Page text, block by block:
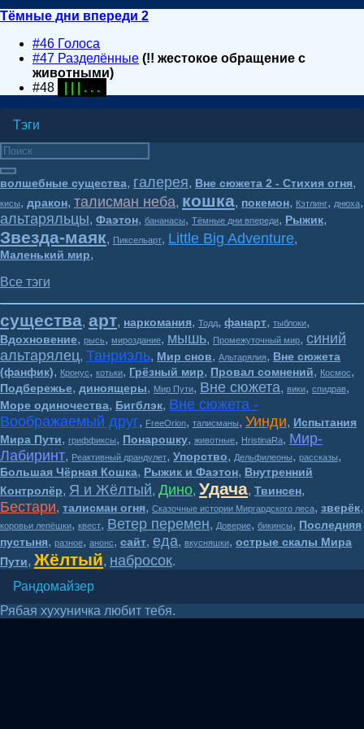
Тёмные дни впереди 2
#46 Голоса
#47 Разделённые (!! жестокое обращение с
животными)
#48
| | | . . .
Тэги
волшебные существа, галерея, Вне сюжета 2 - Стихия огня,
кисы, дракон, талисман неба, кошка, покемон, Кэтлинг, днюха,
альтаряльцы, Фаэтон, бананасы, Тёмные дни впереди, Рыжик,
Звезда-маяк, Пиксельарт, Little Big Adventure,
Маленький мир,
Все тэги
существа, арт, наркомания, Тодд, фанарт, тыблоки,
Вдохновение, рысь, мироздание, мышь, Промежуточный мир, синий
альтарялец, Танриэль, Мир снов, Альтарялия, Вне сюжета
(фанфик), Кронус, котьки, Грёзный мир, Провал сомнений, Космос,
Подбережье, диноящеры, Мир Пути, Вне сюжета, вики, спидрав,
Море одиночества, Бигблэк, Вне сюжета -
Воображаемый друг, FreeOrion, талисманы, Уинди, Испытания
Мира Пути, гриффиксы, Понарошку, животные, HristinaRa, Мир-
Лабиринт, Реактивный драндулет, Упорство, Дельфилеоны, рассказы,
Большая Чёрная Кошка, Рыжик и Фаэтон, Внутренний
Контролёр, Я и Жёлтый, Дино, Удача, Твинсен,
Бестари, талисман огня, Сказочные истории Миргардского леса, зверёк,
коровьи лепёшки, квест, Ветер перемен, Доверие, бикинсы, Последняя
пустыня, разное, анонс, сайт, еда, вкусняшки, острые скалы Мира
Пути, Жёлтый, набросок.
Рандомайзер
Рябая хухуничка любит тебя.